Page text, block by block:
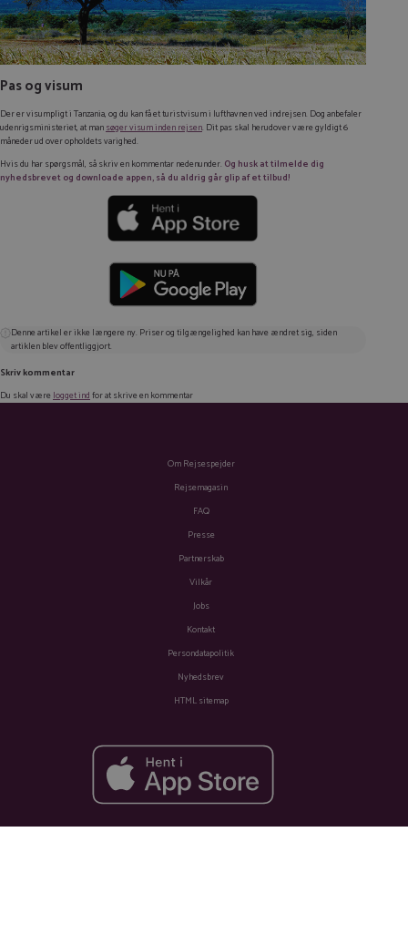
Pas og visum
Der er visumpligt i Tanzania, og du kan få et turistvisum i lufthavnen ved indrejsen. Dog anbefaler
udenrigsministeriet, at mansøger visum inden rejsen. Dit pas skal herudover være gyldigt 6
måneder ud over opholdets varighed.
Hvis du har spørgsmål, så skriv en kommentar nedenunder. Og husk at tilmelde dig
nyhedsbrevet og downloade appen, så du aldrig går glip af et tilbud!
Denne artikel er ikke længere ny. Priser og tilgængelighed kan have ændret sig, siden
artiklen blev offentliggjort.
Skriv kommentar
Du skal værelogget indfor at skrive en kommentar
Om Rejsespejder
Rejsemagasin
FAQ
Presse
Partnerskab
Vilkår
Jobs
Kontakt
Persondatapolitik
Nyhedsbrev
HTML sitemap